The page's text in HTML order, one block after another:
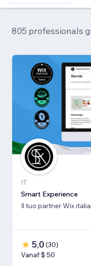
805 professionals
IT
Smart Experience
Il tuo partner Wix
5,0 (30)
Vanaf $ 50